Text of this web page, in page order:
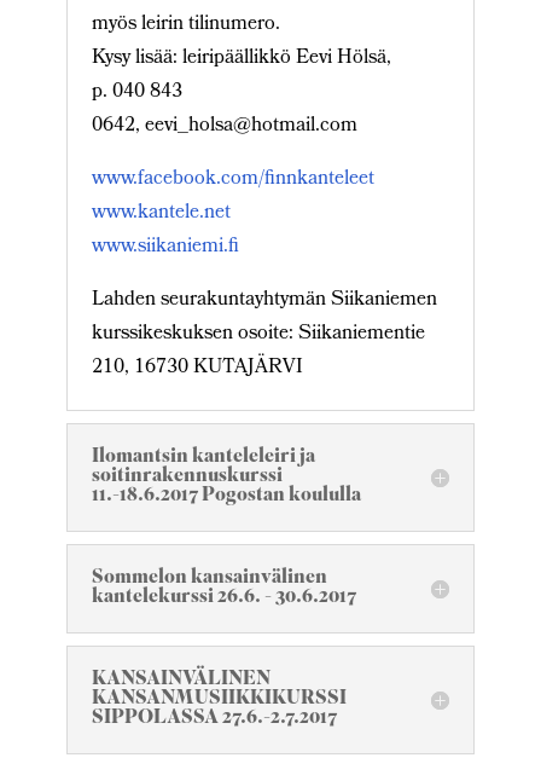
myös leirin tilinumero.
Kysy lisää: leiripäällikkö Eevi Hölsä,
p. 040 843
0642, eevi_holsa@hotmail.com
www.facebook.com/finnkanteleet
www.kantele.net
www.siikaniemi.fi
Lahden seurakuntayhtymän Siikaniemen
kurssikeskuksen osoite: Siikaniementie
210, 16730 KUTAJÄRVI
Ilomantsin kanteleleiri ja
soitinrakennuskurssi
11.-18.6.2017 Pogostan koululla
Sommelon kansainvälinen
kantelekurssi 26.6. - 30.6.2017
KANSAINVÄLINEN
KANSANMUSIIKKIKURSSI
SIPPOLASSA 27.6.-2.7.2017